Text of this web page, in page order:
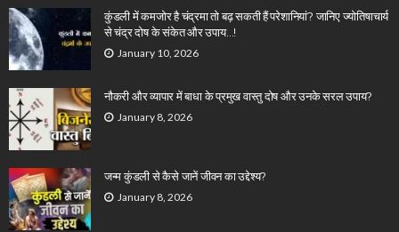
कुंडली में कमजोर है चंद्रमा तो बढ़ सकती हैं परेशानियां? जानिए ज्योतिषाचार्य
से चंद्र दोष के संकेत और उपाय…!
January 10, 2026
नौकरी और व्यापार में बाधा के प्रमुख वास्तु दोष और उनके सरल उपाय?
January 8, 2026
जन्म कुंडली से कैसे जानें जीवन का उद्देश्य?
January 8, 2026